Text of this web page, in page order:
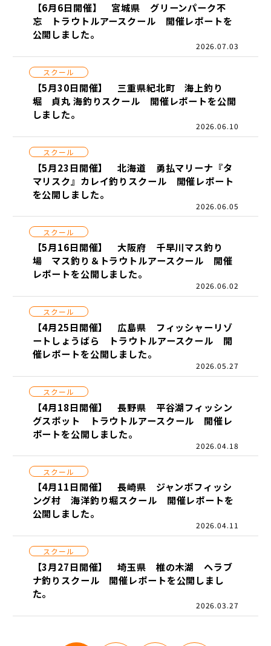
【6月6日開催】 宮城県 グリーンパーク不
忘 トラウトルアースクール 開催レポートを
公開しました。
2026.07.03
スクール
【5月30日開催】 三重県紀北町 海上釣り
堀 貞丸 海釣りスクール 開催レポートを公開
しました。
2026.06.10
スクール
【5月23日開催】 北海道 勇払マリーナ『タ
マリスク』カレイ釣りスクール 開催レポート
を公開しました。
2026.06.05
スクール
【5月16日開催】 大阪府 千早川マス釣り
場 マス釣り＆トラウトルアースクール 開催
レポートを公開しました。
2026.06.02
スクール
【4月25日開催】 広島県 フィッシャーリゾ
ートしょうばら トラウトルアースクール 開
催レポートを公開しました。
2026.05.27
スクール
【4月18日開催】 長野県 平谷湖フィッシン
グスポット トラウトルアースクール 開催レ
ポートを公開しました。
2026.04.18
スクール
【4月11日開催】 長崎県 ジャンボフィッシ
ング村 海洋釣り堀スクール 開催レポートを
公開しました。
2026.04.11
スクール
【3月27日開催】 埼玉県 椎の木湖 ヘラブ
ナ釣りスクール 開催レポートを公開しまし
た。
2026.03.27